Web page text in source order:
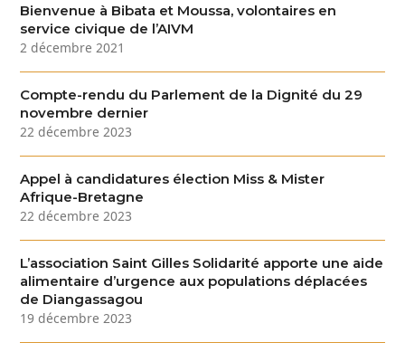
Bienvenue à Bibata et Moussa, volontaires en
service civique de l’AIVM
2 décembre 2021
Compte-rendu du Parlement de la Dignité du 29
novembre dernier
22 décembre 2023
Appel à candidatures élection Miss & Mister
Afrique-Bretagne
22 décembre 2023
L’association Saint Gilles Solidarité apporte une aide
alimentaire d’urgence aux populations déplacées
de Diangassagou
19 décembre 2023